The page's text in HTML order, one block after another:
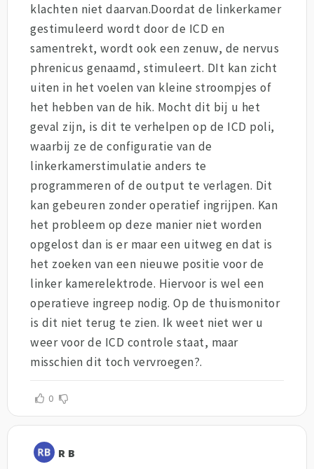
klachten niet daarvan.Doordat de linkerkamer
gestimuleerd wordt door de ICD en
samentrekt, wordt ook een zenuw, de nervus
phrenicus genaamd, stimuleert. DIt kan zicht
uiten in het voelen van kleine stroompjes of
het hebben van de hik. Mocht dit bij u het
geval zijn, is dit te verhelpen op de ICD poli,
waarbij ze de configuratie van de
linkerkamerstimulatie anders te
programmeren of de output te verlagen. Dit
kan gebeuren zonder operatief ingrijpen. Kan
het probleem op deze manier niet worden
opgelost dan is er maar een uitweg en dat is
het zoeken van een nieuwe positie voor de
linker kamerelektrode. Hiervoor is wel een
operatieve ingreep nodig. Op de thuismonitor
is dit niet terug te zien. Ik weet niet wer u
weer voor de ICD controle staat, maar
misschien dit toch vervroegen?.
0
R B